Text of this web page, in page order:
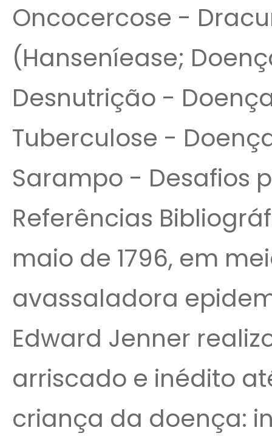
Oncocercose -
(Hanseníease;
Desnutrição -
Tuberculose -
Sarampo - Desafios
Referências
maio de 1796, em
avassaladora
Edward Jenner
arriscado e inédito
criança da doença: